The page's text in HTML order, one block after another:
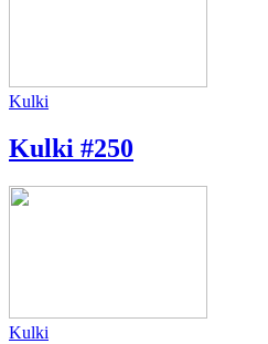
Kulki
Kulki #250
Kulki